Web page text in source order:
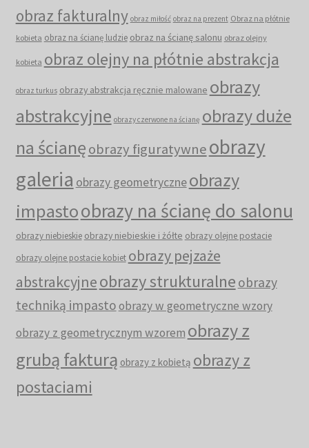
obraz fakturalny obraz miłość obraz na prezent Obraz na płótnie
kobieta obraz na ścianę ludzie obraz na ścianę salonu obraz olejny
kobieta obraz olejny na płótnie abstrakcja
obraz turkus obrazy abstrakcja ręcznie malowane obrazy
abstrakcyjne obrazy czerwone na ścianę obrazy duże
na ścianęobrazy figuratywneobrazy
galeria obrazy geometryczneobrazy
impastoobrazy na ścianę do salonu
obrazy niebieskie obrazy niebieskie i żółte obrazy olejne postacie
obrazy olejne postacie kobiet obrazy pejzaże
abstrakcyjneobrazy strukturalne obrazy
techniką impastoobrazy w geometryczne wzory
obrazy z geometrycznym wzorem obrazy z
grubą fakturą obrazy z kobietą obrazy z
postaciami